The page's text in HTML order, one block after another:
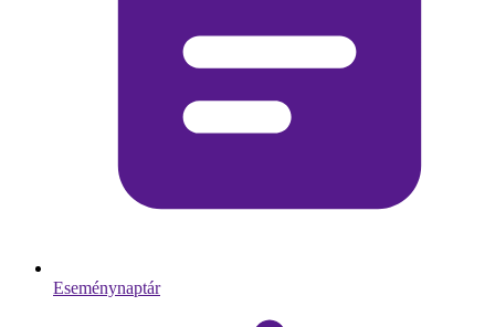
Eseménynaptár